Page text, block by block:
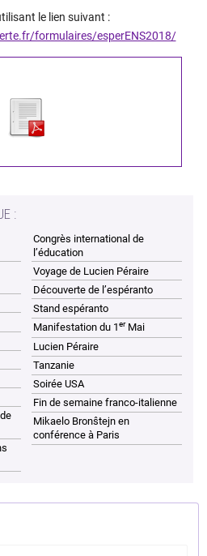
le lien suivant :
formulaires/esperENS2018/
:
Congrès international de
l’éducation
Voyage de Lucien Péraire
Découverte de l’espéranto
Stand espéranto
Manifestation du 1erMai
Lucien Péraire
Tanzanie
Soirée USA
Fin de semaine franco-italienne
Mikaelo Bronŝtejn en
conférence à Paris